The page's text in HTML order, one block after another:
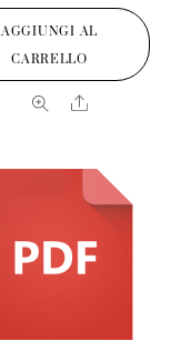
AGGIUNGI AL
CARRELLO
Share